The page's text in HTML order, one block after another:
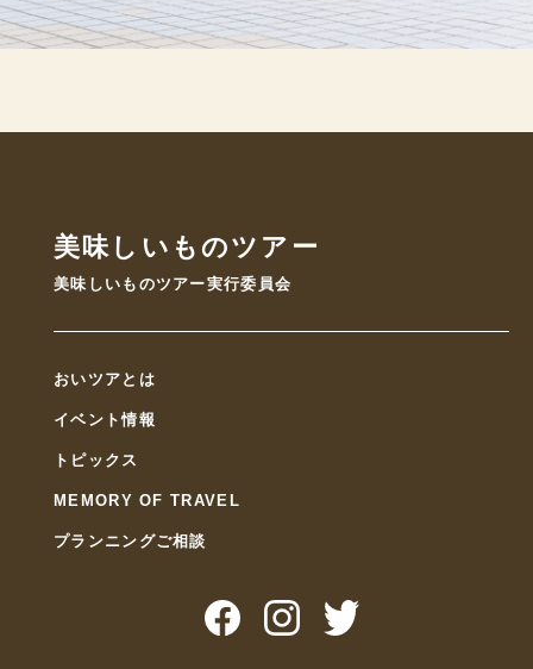
美味しいものツアー
美味しいものツアー実行委員会
おいツアとは
イベント情報
トピックス
MEMORY OF TRAVEL
プランニングご相談